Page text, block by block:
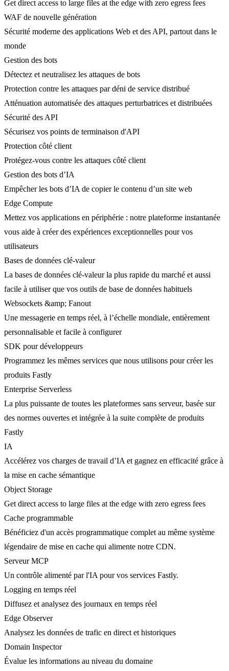
Get direct access to large files at the edge with zero egress fees
WAF de nouvelle génération
Sécurité moderne des applications Web et des API, partout dans le
monde
Gestion des bots
Détectez et neutralisez les attaques de bots
Protection contre les attaques par déni de service distribué
Atténuation automatisée des attaques perturbatrices et distribuées
Sécurité des API
Sécurisez vos points de terminaison d'API
Protection côté client
Protégez-vous contre les attaques côté client
Gestion des bots d’IA
Empêcher les bots d’IA de copier le contenu d’un site web
Edge Compute
Mettez vos applications en périphérie : notre plateforme instantanée
vous aide à créer des expériences exceptionnelles pour vos
utilisateurs
Bases de données clé-valeur
La bases de données clé-valeur la plus rapide du marché et aussi
facile à utiliser que vos outils de base de données habituels
Websockets &amp; Fanout
Une messagerie en temps réel, à l’échelle mondiale, entièrement
personnalisable et facile à configurer
SDK pour développeurs
Programmez les mêmes services que nous utilisons pour créer les
produits Fastly
Enterprise Serverless
La plus puissante de toutes les plateformes sans serveur, basée sur
des normes ouvertes et intégrée à la suite complète de produits
Fastly
IA
Accélérez vos charges de travail d’IA et gagnez en efficacité grâce à
la mise en cache sémantique
Object Storage
Get direct access to large files at the edge with zero egress fees
Cache programmable
Bénéficiez d'un accès programmatique complet au même système
légendaire de mise en cache qui alimente notre CDN.
Serveur MCP
Un contrôle alimenté par l'IA pour vos services Fastly.
Logging en temps réel
Diffusez et analysez des journaux en temps réel
Edge Observer
Analysez les données de trafic en direct et historiques
Domain Inspector
Évalue les informations au niveau du domaine